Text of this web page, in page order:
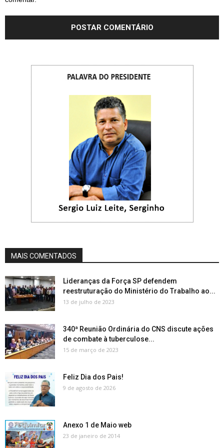
MAIS COMENTADOS
Lideranças da Força SP defendem
reestruturação do Ministério do Trabalho ao...
13 de julho de 2023
340ª Reunião Ordinária do CNS discute ações
de combate à tuberculose...
15 de março de 2023
Feliz Dia dos Pais!
9 de agosto de 2026
Anexo 1 de Maio web
23 de janeiro de 2014